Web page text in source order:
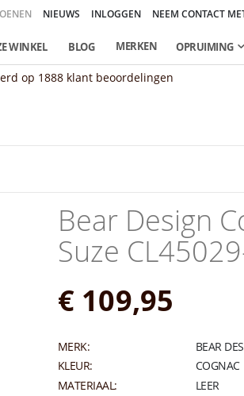
NIEUWS INLOGGEN NEEM CONTACT
OPRUIMING
WINKEL BLOG MERKEN
op 1888 klant beoordelingen
Bear Design
Suze
€ 109,95
MERK:
BEAR
KLEUR:
COGNAC
MATERIAAL:
LEER